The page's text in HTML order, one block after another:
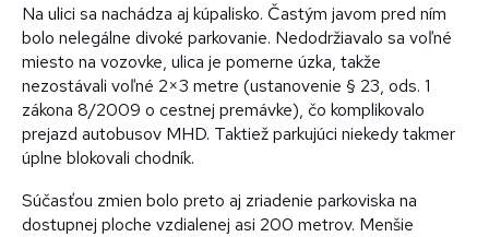
Na ulici sa nachádza aj kúpalisko. Častým javom pred ním
bolo nelegálne divoké parkovanie. Nedodržiavalo sa voľné
miesto na vozovke, ulica je pomerne úzka, takže
nezostávali voľné 2×3 metre (ustanovenie § 23, ods. 1
zákona 8/2009 o cestnej premávke), čo komplikovalo
prejazd autobusov MHD. Taktiež parkujúci niekedy takmer
úplne blokovali chodník.
Súčasťou zmien bolo preto aj zriadenie parkoviska na
dostupnej ploche vzdialenej asi 200 metrov. Menšie